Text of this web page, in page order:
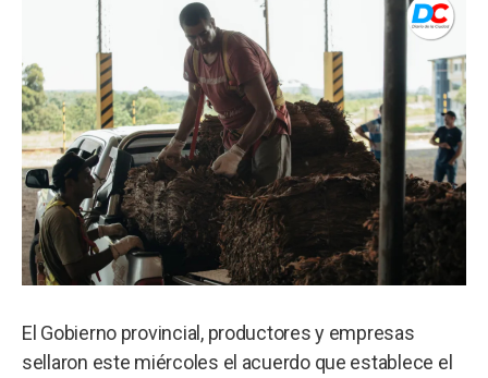
El Gobierno provincial, productores y empresas
sellaron este miércoles el acuerdo que establece el